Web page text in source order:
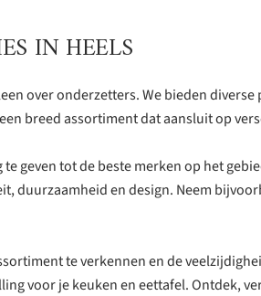
IN HEELS
over onderzetters. We bieden
breed assortiment dat aansluit op
te geven tot de beste merken op het
duurzaamheid en design. Neem
te verkennen en de
voor je keuken en eettafel. Ontdek,